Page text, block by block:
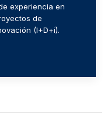
experiencia en
de
(I+D+i).